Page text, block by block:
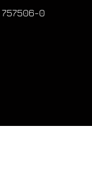
757506-0